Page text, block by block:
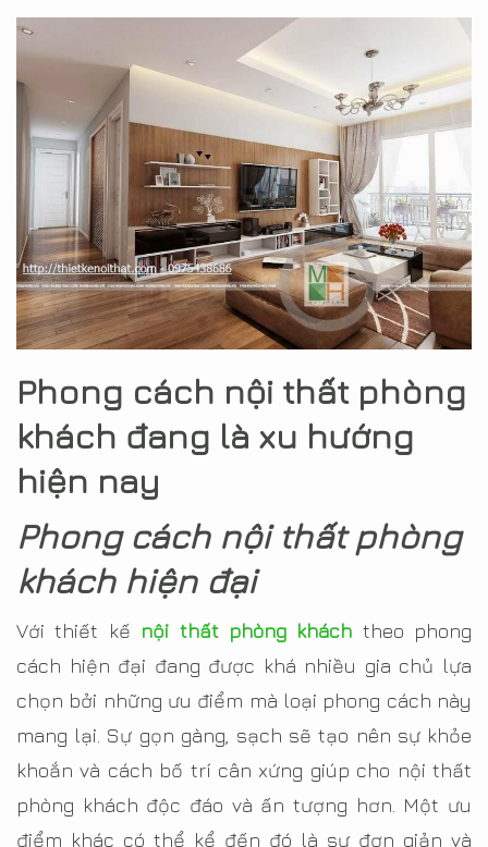
Phong cách nội thất phòng
khách đang là xu hướng
hiện nay
Phong cách nội thất phòng
khách hiện đại
Với thiết kế nội thất phòng khách theo phong
cách hiện đại đang được khá nhiều gia chủ lựa
chọn bởi những ưu điểm mà loại phong cách này
mang lại. Sự gọn gàng, sạch sẽ tạo nên sự khỏe
khoắn và cách bố trí cân xứng giúp cho nội thất
phòng khách độc đáo và ấn tượng hơn. Một ưu
điểm khác có thể kể đến đó là sự đơn giản và